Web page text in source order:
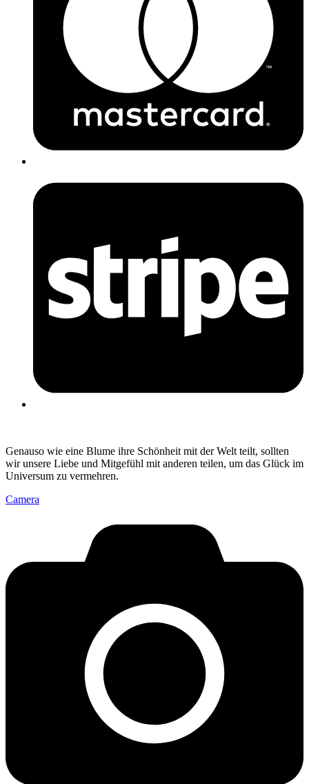
Genauso wie eine Blume ihre Schönheit mit der Welt teilt, sollten
wir unsere Liebe und Mitgefühl mit anderen teilen, um das Glück im
Universum zu vermehren.
Camera